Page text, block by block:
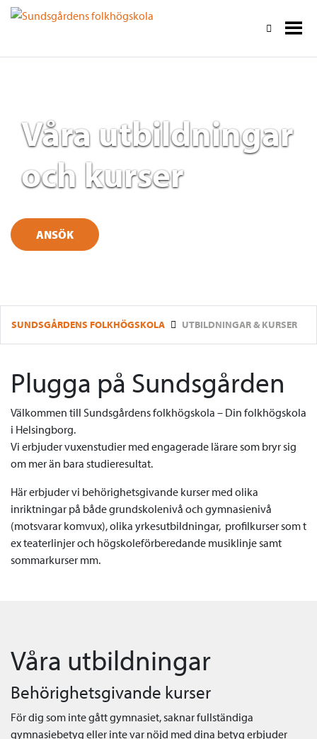
Våra utbildningar
och kurser
ANSÖK
SUNDSGÅRDENS FOLKHÖGSKOLA UTBILDNINGAR & KURSER
Plugga på Sundsgården
Välkommen till Sundsgårdens folkhögskola – Din folkhögskola
i Helsingborg.
Vi erbjuder vuxenstudier med engagerade lärare som bryr sig
om mer än bara studieresultat.
Här erbjuder vi behörighetsgivande kurser med olika
inriktningar på både grundskolenivå och gymnasienivå
(motsvarar komvux), olika yrkesutbildningar, profilkurser som t
ex teaterlinjer och högskoleförberedande musiklinje samt
sommarkurser mm.
Våra utbildningar
Behörighetsgivande kurser
För dig som inte gått gymnasiet, saknar fullständiga
gymnasiebetyg eller inte var nöjd med dina betyg erbjuder